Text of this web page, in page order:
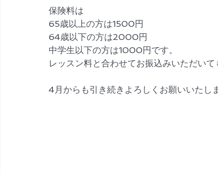
保険料は
65歳以上の方は1500円
64歳以下の方は2000円
中学生以下の方は1000円です。
レッスン料と合わせてお振込みいただい
4月からも引き続きよろしくお願いいたし